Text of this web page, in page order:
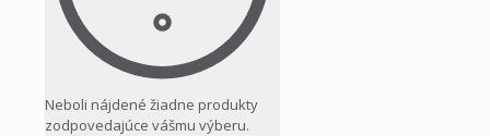
Neboli nájdené žiadne produkty
zodpovedajúce vášmu výberu.